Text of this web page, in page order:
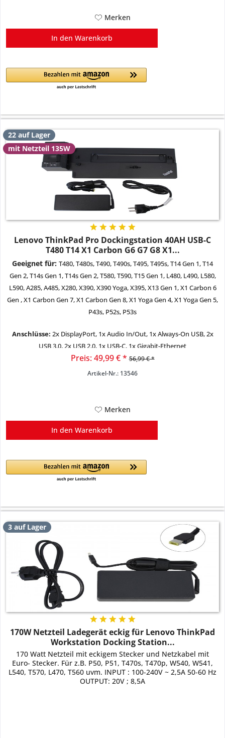
Merken
In den Warenkorb
22 auf Lager
mit Netzteil 135W
Lenovo ThinkPad Pro Dockingstation 40AH USB-C
T480 T14 X1 Carbon G6 G7 G8 X1...
Geeignet für:T480, T480s, T490, T490s, T495, T495s, T14 Gen 1, T14
Gen 2, T14s Gen 1, T14s Gen 2, T580, T590, T15 Gen 1, L480, L490, L580,
L590, A285, A485, X280, X390, X390 Yoga, X395, X13 Gen 1,X1 Carbon 6
Gen , X1 Carbon Gen 7, X1 Carbon Gen 8, X1 Yoga Gen 4,X1 Yoga Gen 5,
P43s, P52s, P53s
Anschlüsse: 2x DisplayPort, 1x Audio In/Out, 1x Always-On USB, 2x
USB 3.0, 2x USB 2.0, 1x USB-C, 1x Gigabit-Ethernet
Preis: 49,99 € * 56,99 € *
Artikel-Nr.: 13546
Merken
In den Warenkorb
3 auf Lager
170W Netzteil Ladegerät eckig für Lenovo ThinkPad
Workstation Docking Station...
170 Watt Netzteil mit eckigem Stecker und Netzkabel mit
Euro- Stecker. Für z.B. P50, P51, T470s, T470p, W540, W541,
L540, T570, L470, T560 uvm. INPUT : 100-240V ~ 2,5A 50-60 Hz
OUTPUT: 20V ; 8,5A